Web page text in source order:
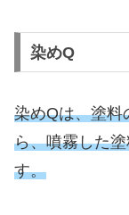
染めQ
染めQは、塗料
ら、噴霧した
す。